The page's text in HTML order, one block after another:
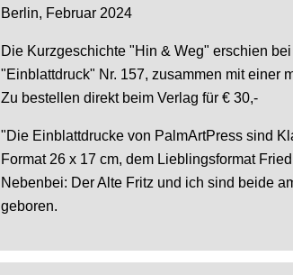
Berlin, Februar 2024
Die Kurzgeschichte "Hin & Weg" erschien bei
"Einblattdruck" Nr. 157, zusammen mit einer
Zu bestellen direkt beim Verlag für € 30,-
"Die Einblattdrucke von PalmArtPress sind
Format 26 x 17 cm, dem Lieblingsformat
Nebenbei: Der Alte Fritz und ich sind beide
geboren.